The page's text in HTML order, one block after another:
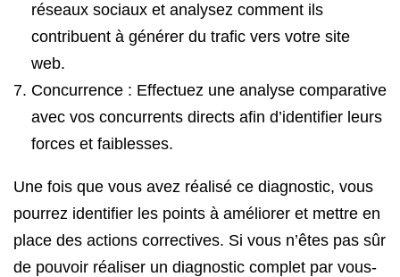
réseaux sociaux et analysez comment ils
contribuent à générer du trafic vers votre site
web.
Concurrence : Effectuez une analyse comparative
avec vos concurrents directs afin d’identifier leurs
forces et faiblesses.
Une fois que vous avez réalisé ce diagnostic, vous
pourrez identifier les points à améliorer et mettre en
place des actions correctives. Si vous n’êtes pas sûr
de pouvoir réaliser un diagnostic complet par vous-